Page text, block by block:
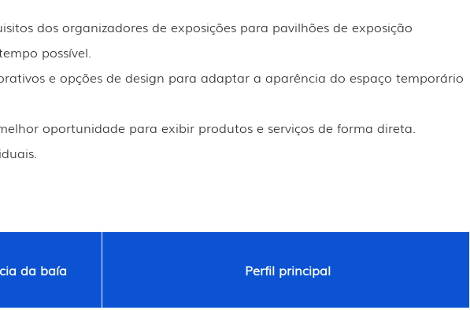
dos organizadores de exposições para pavilhões de exposição
possível.
e opções de design para adaptar a aparência do espaço temporário
oportunidade para exibir produtos e serviços de forma direta.
da baía Perfil principal